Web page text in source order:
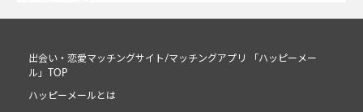
出会い・恋愛マッチングサイト/マッチングアプリ 「ハッピーメー
ル」TOP
ハッピーメールとは